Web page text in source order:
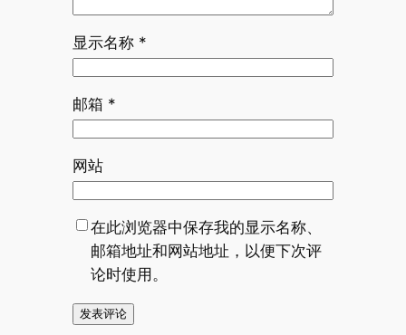
显示名称 *
邮箱 *
网站
在此浏览器中保存我的显示名称、
邮箱地址和网站地址，以便下次评
论时使用。